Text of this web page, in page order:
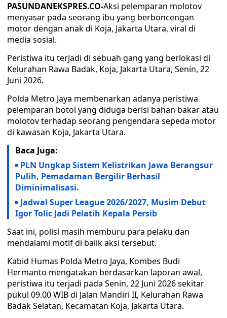
PASUNDANEKSPRES.CO-Aksi pelemparan molotov
menyasar pada seorang ibu yang berboncengan
motor dengan anak di Koja, Jakarta Utara, viral di
media sosial.
Peristiwa itu terjadi di sebuah gang yang berlokasi di
Kelurahan Rawa Badak, Koja, Jakarta Utara, Senin, 22
Juni 2026.
Polda Metro Jaya membenarkan adanya peristiwa
pelemparan botol yang diduga berisi bahan bakar atau
molotov terhadap seorang pengendara sepeda motor
di kawasan Koja, Jakarta Utara.
Baca Juga:
PLN Ungkap Sistem Kelistrikan Jawa Berangsur
Pulih, Pemadaman Bergilir Berhasil
Diminimalisasi.
Jadwal Super League 2026/2027, Musim Debut
Igor Tolic Jadi Pelatih Kepala Persib
Saat ini, polisi masih memburu para pelaku dan
mendalami motif di balik aksi tersebut.
Kabid Humas Polda Metro Jaya, Kombes Budi
Hermanto mengatakan berdasarkan laporan awal,
peristiwa itu terjadi pada Senin, 22 Juni 2026 sekitar
pukul 09.00 WIB di Jalan Mandiri II, Kelurahan Rawa
Badak Selatan, Kecamatan Koja, Jakarta Utara.